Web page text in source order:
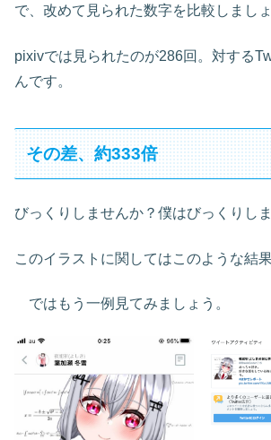
で、改めて見られた数字を比較しましょ
pixivでは見られたのが286回。対する
んです。
その差、約333倍
びっくりしませんか？僕はびっくりしま
このイラストに関してはこのような結
ではもう一例見てみましょう。